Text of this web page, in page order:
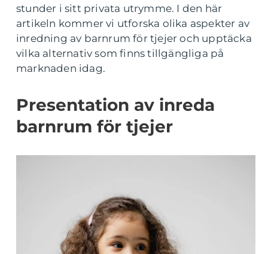
stunder i sitt privata utrymme. I den här
artikeln kommer vi utforska olika aspekter av
inredning av barnrum för tjejer och upptäcka
vilka alternativ som finns tillgängliga på
marknaden idag.
Presentation av inreda
barnrum för tjejer